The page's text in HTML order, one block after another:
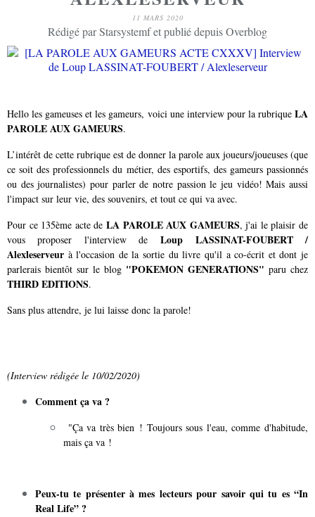
11 MARS 2020
Rédigé par Starsystemf et publié depuis Overblog
Hello les gameuses et les gameurs, voici une interview pour la rubrique LA
PAROLE AUX GAMEURS.
L’intérêt de cette rubrique est de donner la parole aux joueurs/joueuses (que
ce soit des professionnels du métier, des esportifs, des gameurs passionnés
ou des journalistes) pour parler de notre passion le jeu vidéo! Mais aussi
l'impact sur leur vie, des souvenirs, et tout ce qui va avec.
Pour ce 135ème acte de LA PAROLE AUX GAMEURS, j'ai le plaisir de
vous proposer l'interview deLoup LASSINAT-FOUBERT /
Alexleserveur à l'occasion de la sortie du livre qu'il a co-écrit et dont je
parlerais bientôt sur le blog "POKEMON GENERATIONS" paru chez
THIRD EDITIONS.
Sans plus attendre, je lui laisse donc la parole!
(Interview rédigée le 10/02/2020)
Comment ça va ?
"Ça va très bien ! Toujours sous l'eau, comme d'habitude,
mais ça va !
Peux-tu te présenter à mes lecteurs pour savoir qui tu es “In
Real Life” ?